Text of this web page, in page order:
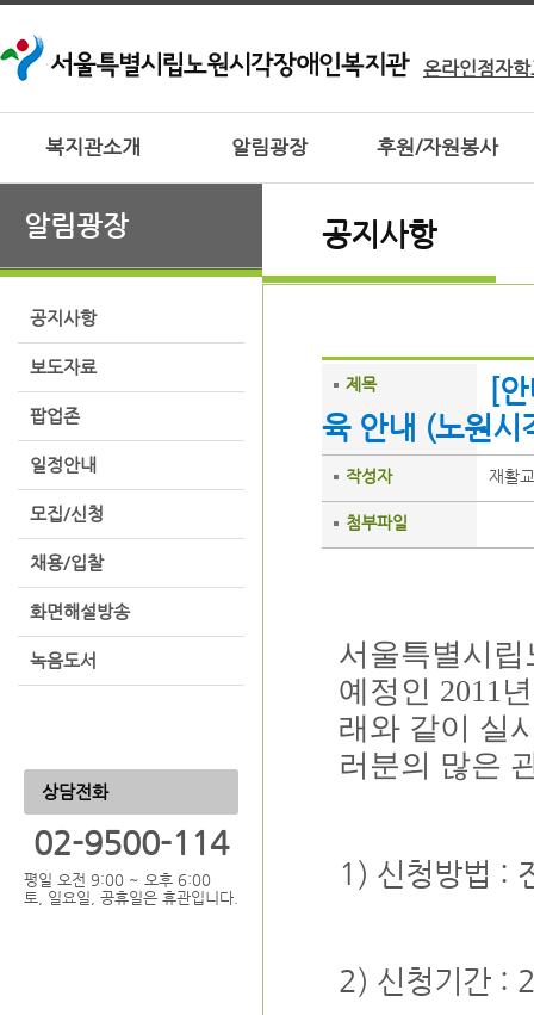
온라인점자
복지관소개 알림광장 후원/자원봉사
알림광장
공지사항
보도자료
팝업존
일정안내
모집/신청
채용/입찰
화면해설방송
녹음도서
상담전화
02-9500-114
평일 오전 9:00 ~ 오후 6:00
토, 일요일, 공휴일은 휴관입니다.
공지사항
제목
[
육 안내 (노원시
작성자 재활
첨부파일
서울특별시립
예정인 2011
래와 같이 실
러분의 많은
1) 신청방법 :
2) 신청기간 :